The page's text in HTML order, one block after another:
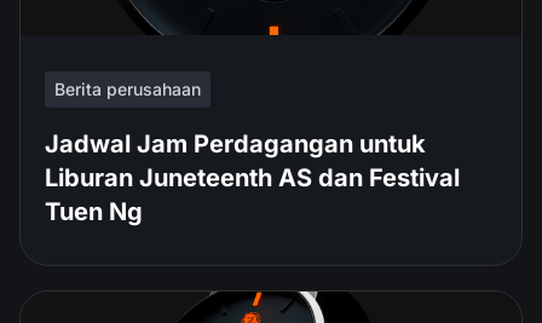
Berita perusahaan
Jadwal Jam Perdagangan untuk
Liburan Juneteenth AS dan Festival
Tuen Ng